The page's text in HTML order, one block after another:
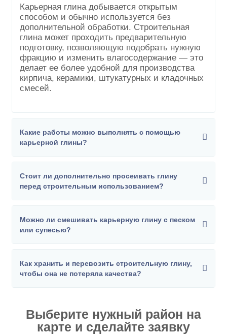
Карьерная глина добывается открытым
способом и обычно используется без
дополнительной обработки. Строительная
глина может проходить предварительную
подготовку, позволяющую подобрать нужную
фракцию и изменить влагосодержание — это
делает ее более удобной для производства
кирпича, керамики, штукатурных и кладочных
смесей.
Какие работы можно выполнять с помощью
карьерной глины?
Стоит ли дополнительно просеивать глину
перед строительным использованием?
Можно ли смешивать карьерную глину с песком
или супесью?
Как хранить и перевозить строительную глину,
чтобы она не потеряла качества?
Выберите нужный район на
карте и сделайте заявку